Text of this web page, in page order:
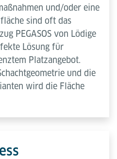
und/oder eine
sind oft das
PEGASOS von Lödige
Lösung für
Platzangebot.
und die
wird die Fläche